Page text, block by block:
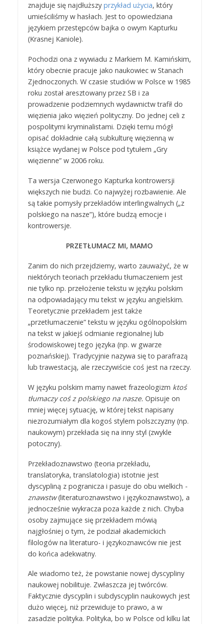
znajduje się najdłuższy przykład użycia, który
umieściliśmy w hasłach. Jest to opowiedziana
językiem przestępców bajka o owym Kapturku
(Krasnej Kaniole).
Pochodzi ona z wywiadu z Markiem M. Kamińskim,
który obecnie pracuje jako naukowiec w Stanach
Zjednoczonych. W czasie studiów w Polsce w 1985
roku został aresztowany przez SB i za
prowadzenie podziemnych wydawnictw trafił do
więzienia jako więzień polityczny. Do jednej celi z
pospolitymi kryminalistami. Dzięki temu mógł
opisać dokładnie całą subkulturę więzienną w
książce wydanej w Polsce pod tytułem „Gry
więzienne” w 2006 roku.
Ta wersja Czerwonego Kapturka kontrowersji
większych nie budzi. Co najwyżej rozbawienie. Ale
są takie pomysły przekładów interlingwalnych („z
polskiego na nasze”), które budzą emocje i
kontrowersje.
PRZETŁUMACZ MI, MAMO
Zanim do nich przejdziemy, warto zauważyć, że w
niektórych teoriach przekładu tłumaczeniem jest
nie tylko np. przełożenie tekstu w języku polskim
na odpowiadający mu tekst w języku angielskim.
Teoretycznie przekładem jest także
„przetłumaczenie” tekstu w języku ogólnopolskim
na tekst w jakiejś odmianie regionalnej lub
środowiskowej tego języka (np. w gwarze
poznańskiej). Tradycyjnie nazywa się to parafrazą
lub trawestacją, ale rzeczywiście coś jest na rzeczy.
W języku polskim mamy nawet frazeologizm ktoś
tłumaczy coś z polskiego na nasze. Opisuje on
mniej więcej sytuację, w której tekst napisany
niezrozumiałym dla kogoś stylem polszczyzny (np.
naukowym) przekłada się na inny styl (zwykle
potoczny).
Przekładoznawstwo (teoria przekładu,
translatoryka, translatologia) istotnie jest
dyscypliną z pogranicza i pasuje do obu wielkich -
znawstw(literaturoznawstwo i językoznawstwo), a
jednocześnie wykracza poza każde z nich. Chyba
osoby zajmujące się przekładem mówią
najgłośniej o tym, że podział akademickich
filologów na literaturo- i językoznawców nie jest
do końca adekwatny.
Ale wiadomo też, że powstanie nowej dyscypliny
naukowej nobilituje. Zwłaszcza jej twórców.
Faktycznie dyscyplin i subdyscyplin naukowych jest
dużo więcej, niż przewiduje to prawo, a w
zasadzie polityka. Polityka, bo w Polsce od kilku lat